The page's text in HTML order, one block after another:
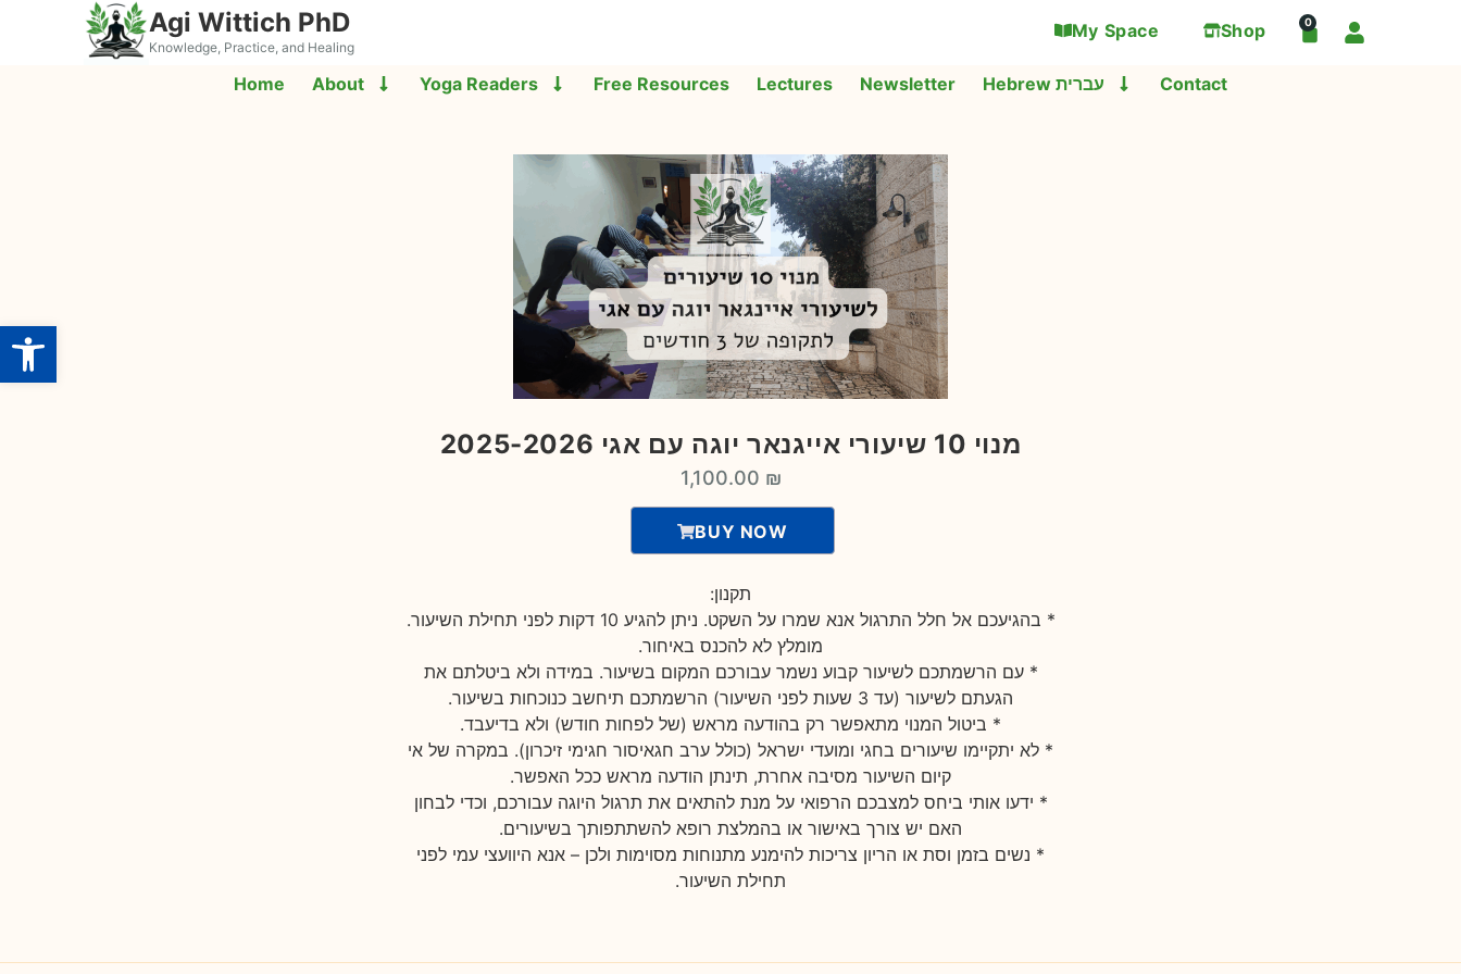
Open toolbar
Agi Wittich PhD
Knowledge, Practice, and Healing
My Space Shop 0
Home About Yoga Readers Free Resources Lectures Newsletter Hebrew עברית Contact
מנוי 10 שיעורי אייגנאר יוגה עם אגי 2025-2026
1,100.00 ₪
BUY NOW
תקנון:
* בהגיעכם אל חלל התרגול אנא שמרו על השקט. ניתן להגיע 10 דקות לפני תחילת השיעור.
מומלץ לא להכנס באיחור.
* עם הרשמתכם לשיעור קבוע נשמר עבורכם המקום בשיעור. במידה ולא ביטלתם את
הגעתם לשיעור (עד 3 שעות לפני השיעור) הרשמתכם תיחשב כנוכחות בשיעור.
* ביטול המנוי מתאפשר רק בהודעה מראש (של לפחות חודש) ולא בדיעבד.
* לא יתקיימו שיעורים בחגי ומועדי ישראל (כולל ערב חגאיסור חגימי זיכרון). במקרה של אי
קיום השיעור מסיבה אחרת, תינתן הודעה מראש ככל האפשר.
* ידעו אותי ביחס למצבכם הרפואי על מנת להתאים את תרגול היוגה עבורכם, וכדי לבחון
האם יש צורך באישור או בהמלצת רופא להשתתפותך בשיעורים.
* נשים בזמן וסת או הריון צריכות להימנע מתנוחות מסוימות ולכן – אנא היוועצי עמי לפני
תחילת השיעור.